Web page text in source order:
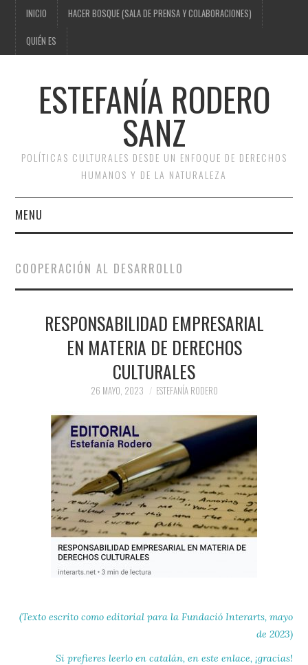
INICIO HACER BOSQUE (SALA DE PRENSA Y COLABORACIONES)
QUIÉN ES
ESTEFANÍA RODERO
SANZ
POLÍTICAS CULTURALES DESDE UN ENFOQUE DE DERECHOS
HUMANOS Y DE LA NATURALEZA
MENU
HACER BOSQUE (SALA DE
PRENSA Y
COLABORACIONES)
COOPERACIÓN AL DESARROLLO
RESPONSABILIDAD EMPRESARIAL
EN MATERIA DE DERECHOS
CULTURALES
26 MAYO, 2023 ESTEFANÍA RODERO
(Texto escrito como editorial para la Fundació Interarts, mayo
de 2023)
Si prefieres leerlo en catalán, en este enlace, ¡gracias!